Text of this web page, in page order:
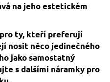
na jeho estetickém
ty, kteří preferují
nosit něco jedinečného
jako samostatný
s dalšími náramky pro